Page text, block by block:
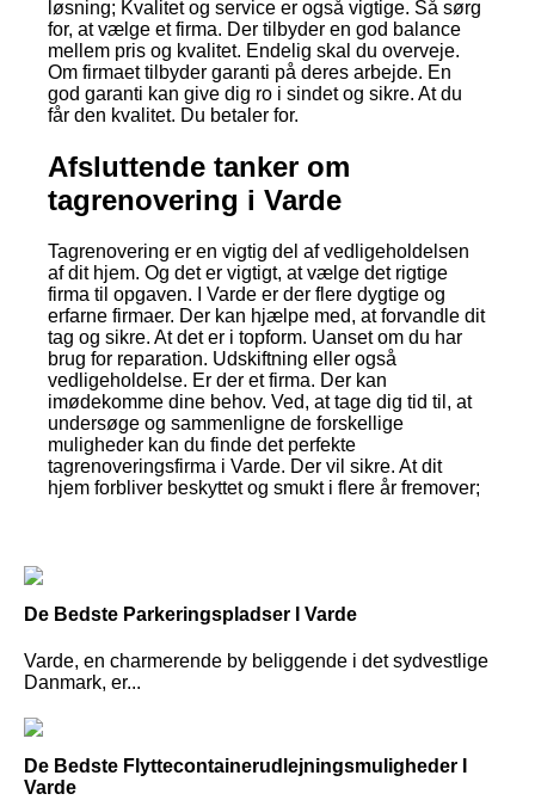
løsning; Kvalitet og service er også vigtige. Så sørg
for, at vælge et firma. Der tilbyder en god balance
mellem pris og kvalitet. Endelig skal du overveje.
Om firmaet tilbyder garanti på deres arbejde. En
god garanti kan give dig ro i sindet og sikre. At du
får den kvalitet. Du betaler for.
Afsluttende tanker om
tagrenovering i Varde
Tagrenovering er en vigtig del af vedligeholdelsen
af dit hjem. Og det er vigtigt, at vælge det rigtige
firma til opgaven. I Varde er der flere dygtige og
erfarne firmaer. Der kan hjælpe med, at forvandle dit
tag og sikre. At det er i topform. Uanset om du har
brug for reparation. Udskiftning eller også
vedligeholdelse. Er der et firma. Der kan
imødekomme dine behov. Ved, at tage dig tid til, at
undersøge og sammenligne de forskellige
muligheder kan du finde det perfekte
tagrenoveringsfirma i Varde. Der vil sikre. At dit
hjem forbliver beskyttet og smukt i flere år fremover;
De Bedste Parkeringspladser I Varde
Varde, en charmerende by beliggende i det sydvestlige
Danmark, er...
De Bedste Flyttecontainerudlejningsmuligheder I
Varde